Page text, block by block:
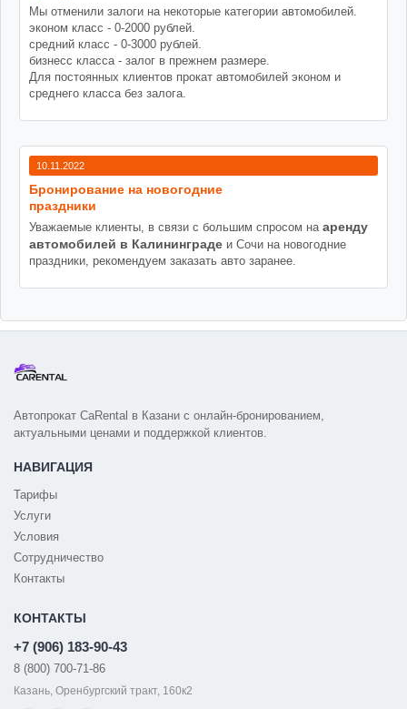
Мы отменили залоги на некоторые категории автомобилей.
эконом класс - 0-2000 рублей.
средний класс - 0-3000 рублей.
бизнесс класса - залог в прежнем размере.
Для постоянных клиентов прокат автомобилей эконом и
среднего класса без залога.
10.11.2022
Бронирование на новогодние
праздники
Уважаемые клиенты, в связи с большим спросом на аренду
автомобилей в Калининграде и Сочи на новогодние
праздники, рекомендуем заказать авто заранее.
Автопрокат CaRental в Казани с онлайн-бронированием,
актуальными ценами и поддержкой клиентов.
НАВИГАЦИЯ
Тарифы
Услуги
Условия
Сотрудничество
Контакты
КОНТАКТЫ
+7 (906) 183-90-43
8 (800) 700-71-86
Казань, Оренбургский тракт, 160к2